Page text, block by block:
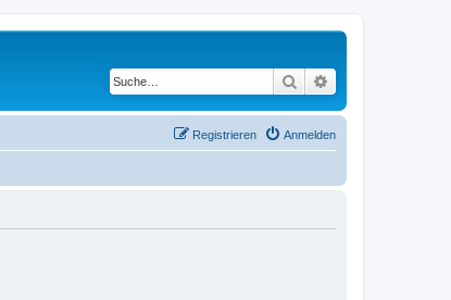
Suche
Anmelden
Registrieren